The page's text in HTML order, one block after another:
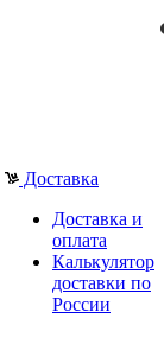
Доставка
Доставка и
оплата
Калькулятор
доставки по
России